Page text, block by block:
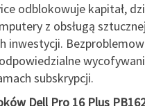
odblokowuje kapitał,
z obsługą
inwestycji.
subskrypcji.
Dell Pro 16 Plus